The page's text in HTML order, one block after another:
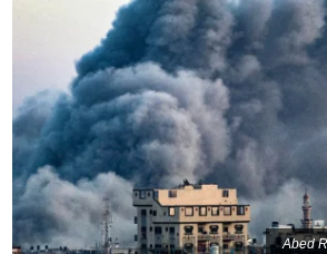
Abed